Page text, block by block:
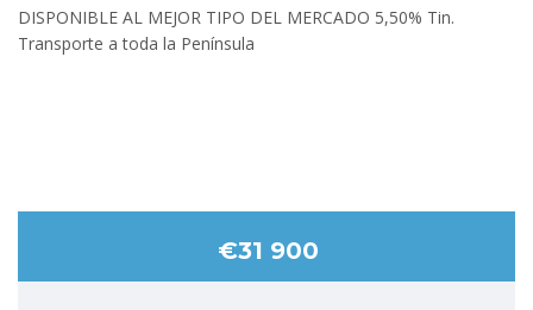
DISPONIBLE AL MEJOR TIPO DEL MERCADO 5,50% Tin.
Transporte a toda la Península
€31 900